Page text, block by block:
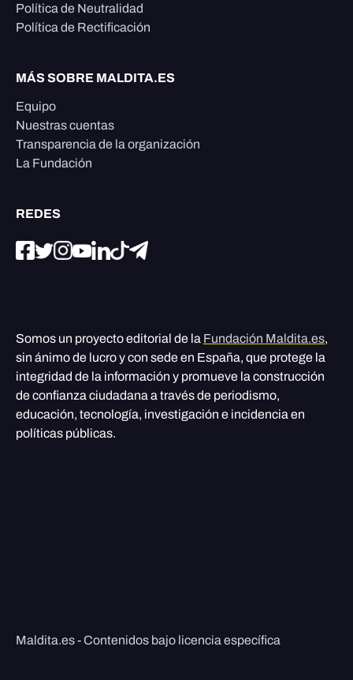
Política de Neutralidad
Política de Rectificación
MÁS SOBRE MALDITA.ES
Equipo
Nuestras cuentas
Transparencia de la organización
La Fundación
REDES
Somos un proyecto editorial de la Fundación Maldita.es,
sin ánimo de lucro y con sede en España, que protege la
integridad de la información y promueve la construcción
de confianza ciudadana a través de periodismo,
educación, tecnología, investigación e incidencia en
políticas públicas.
Maldita.es - Contenidos bajo licencia específica